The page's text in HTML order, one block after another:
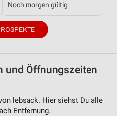
Noch morgen gültig
und Öffnungszeiten
lebsack. Hier siehst Du alle
Entfernung.